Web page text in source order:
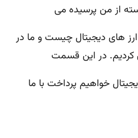
از من پرسیده می
های دیجیتال چیست و ما در
کردیم. در این قسمت
خواهیم پرداخت با ما